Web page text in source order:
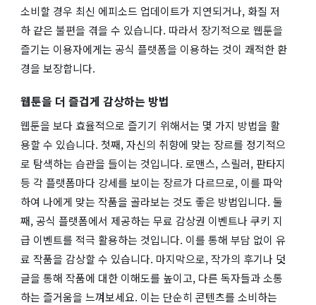
소비할 경우 최신 에피소드 업데이트가 지연되거나, 화질 저
하 같은 불편을 겪을 수 있습니다. 따라서 장기적으로 웹툰을
즐기는 이용자에게는 공식 플랫폼을 이용하는 것이 쾌적한 환
경을 보장합니다.
웹툰을 더 즐겁게 감상하는 방법
웹툰을 보다 효율적으로 즐기기 위해서는 몇 가지 방법을 활
용할 수 있습니다. 첫째, 자신의 취향에 맞는 장르를 정기적으
로 탐색하는 습관을 들이는 것입니다. 로맨스, 스릴러, 판타지
등 각 플랫폼마다 강세를 보이는 장르가 다르므로, 이를 파악
하여 나에게 맞는 작품을 골라보는 것도 좋은 방법입니다. 둘
째, 공식 플랫폼에서 제공하는 무료 감상권 이벤트나 쿠키 지
급 이벤트를 적극 활용하는 것입니다. 이를 통해 부담 없이 유
료 작품을 감상할 수 있습니다. 마지막으로, 작가의 후기나 덧
글을 통해 작품에 대한 이해도를 높이고, 다른 독자들과 소통
하는 즐거움을 느껴보세요. 이는 단순히 콘텐츠를 소비하는